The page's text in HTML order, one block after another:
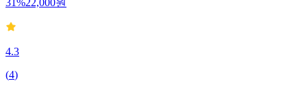
31 %22,000원
4.3
(4)